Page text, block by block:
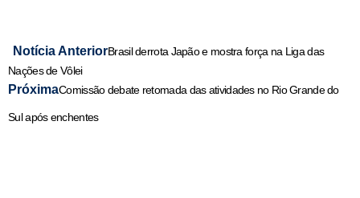
Notícia AnteriorBrasil derrota Japão e mostra força na Liga das
Nações de Vôlei
PróximaComissão debate retomada das atividades no Rio Grande do
Sul após enchentes